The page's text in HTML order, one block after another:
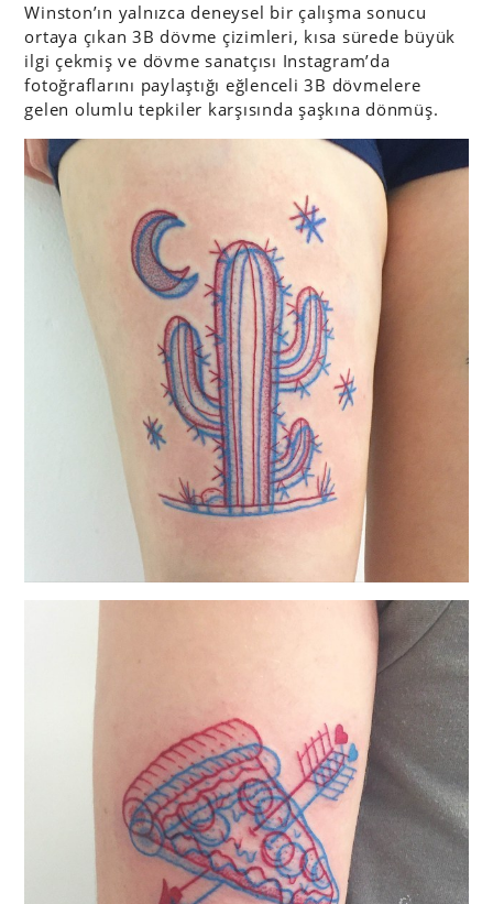
Winston’ın yalnızca deneysel bir çalışma sonucu
ortaya çıkan 3B dövme çizimleri, kısa sürede büyük
ilgi çekmiş ve dövme sanatçısı Instagram’da
fotoğraflarını paylaştığı eğlenceli 3B dövmelere
gelen olumlu tepkiler karşısında şaşkına dönmüş.